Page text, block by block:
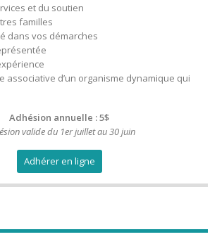
et du soutien
familles
dans vos démarches
associative d’un organisme dynamique qui
Adhésion annuelle : 5$
valide du 1er juillet au 30 juin
Adhérer en ligne